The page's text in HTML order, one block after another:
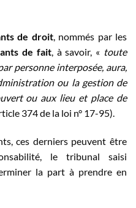
de droit, nommés par les
de fait, à savoir, « toute
personne interposée, aura,
ou la gestion de
ou aux lieu et place de
374 de la loi n° 17-95).
ces derniers peuvent être
le tribunal saisi
la part à prendre en